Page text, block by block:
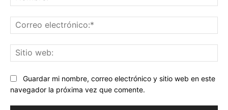
Guardar mi nombre, correo electrónico y sitio web en este
navegador la próxima vez que comente.